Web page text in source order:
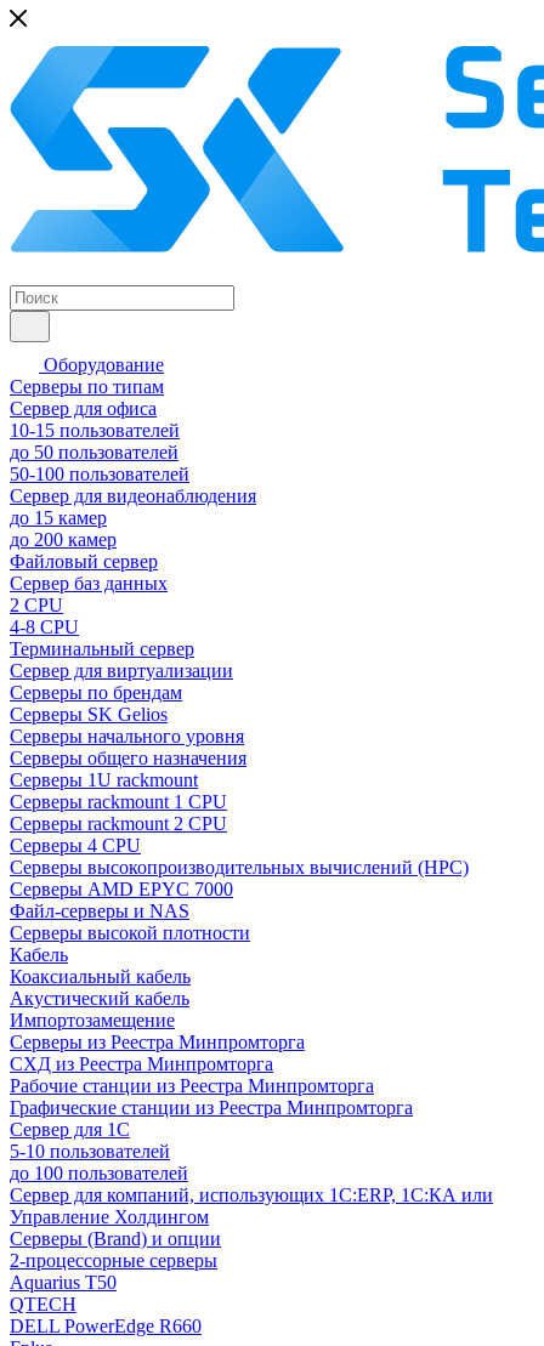
Оборудование
Серверы по типам
Сервер для офиса
10-15 пользователей
до 50 пользователей
50-100 пользователей
Сервер для видеонаблюдения
до 15 камер
до 200 камер
Файловый сервер
Сервер баз данных
2 CPU
4-8 CPU
Терминальный сервер
Сервер для виртуализации
Серверы по брендам
Серверы SK Gelios
Серверы начального уровня
Серверы общего назначения
Серверы 1U rackmount
Серверы rackmount 1 CPU
Серверы rackmount 2 CPU
Серверы 4 CPU
Серверы высокопроизводительных вычислений (HPC)
Серверы AMD EPYC 7000
Файл-серверы и NAS
Серверы высокой плотности
Кабель
Коаксиальный кабель
Акустический кабель
Импортозамещение
Серверы из Реестра Минпромторга
СХД из Реестра Минпромторга
Рабочие станции из Реестра Минпромторга
Графические станции из Реестра Минпромторга
Сервер для 1С
5-10 пользователей
до 100 пользователей
Сервер для компаний, использующих 1C:ERP, 1С:КА или
Управление Холдингом
Серверы (Brand) и опции
2-процессорные серверы
Aquarius T50
QTECH
DELL PowerEdge R660